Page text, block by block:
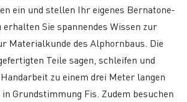
ein und stellen Ihr eigenes Bernatone-
erhalten Sie spannendes Wissen zur
Materialkunde des Alphornbaus. Die
Teile sagen, schleifen und
zu einem drei Meter langen
Grundstimmung Fis. Zudem besuchen